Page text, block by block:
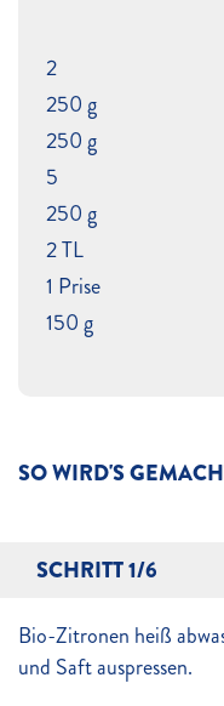
SO WIRD'S
SCHRITT 1/6
Bio-Zitronen heiß
und Saft auspressen.
2
250 g
250 g
5
250 g
2 TL
1 Prise
150 g